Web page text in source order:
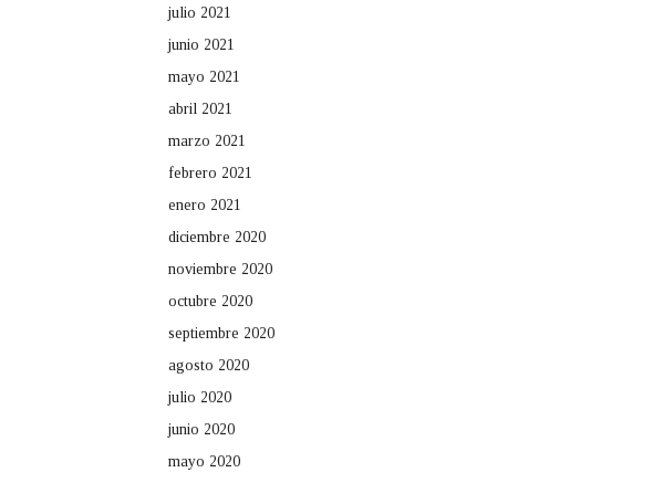
julio 2021
junio 2021
mayo 2021
abril 2021
marzo 2021
febrero 2021
enero 2021
diciembre 2020
noviembre 2020
octubre 2020
septiembre 2020
agosto 2020
julio 2020
junio 2020
mayo 2020